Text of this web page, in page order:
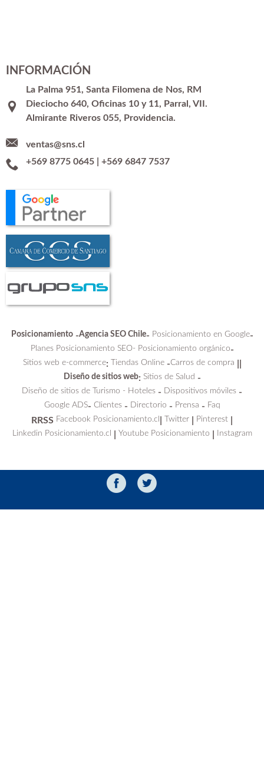
INFORMACIÓN
La Palma 951, Santa Filomena de Nos, RM
Dieciocho 640, Oficinas 10 y 11, Parral, VII.
Almirante Riveros 055, Providencia.
ventas@sns.cl
+569 8775 0645| +569 6847 7537
Posicionamiento-Agencia SEO Chile- Posicionamiento en Google-
Planes Posicionamiento SEO- Posicionamiento orgánico-
Sitios web e-commerce: Tiendas Online-Carros de compra
Diseño de sitios web: Sitios de Salud -
Diseño de sitios de Turismo - Hoteles - Dispositivos móviles -
Google ADS- Clientes- Directorio - Prensa - Faq
RRSS Facebook Posicionamiento.cl Twitter Pinterest
Linkedin Posicionamiento.cl Youtube Posicionamiento Instagram